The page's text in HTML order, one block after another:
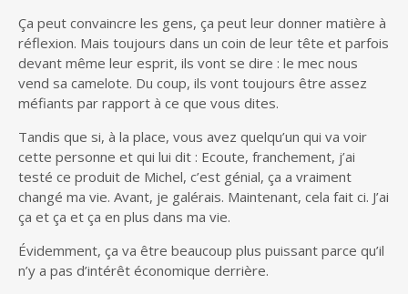
Ça peut convaincre les gens, ça peut leur donner matière à
réflexion. Mais toujours dans un coin de leur tête et parfois
devant même leur esprit, ils vont se dire : le mec nous
vend sa camelote. Du coup, ils vont toujours être assez
méfiants par rapport à ce que vous dites.
Tandis que si, à la place, vous avez quelqu’un qui va voir
cette personne et qui lui dit : Ecoute, franchement, j’ai
testé ce produit de Michel, c’est génial, ça a vraiment
changé ma vie. Avant, je galérais. Maintenant, cela fait ci. J’ai
ça et ça et ça en plus dans ma vie.
Évidemment, ça va être beaucoup plus puissant parce qu’il
n’y a pas d’intérêt économique derrière.